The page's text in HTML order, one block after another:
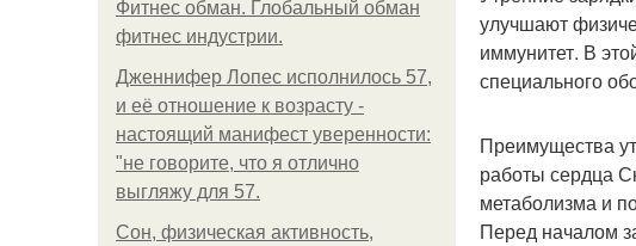
Фитнес обман. Глобальный обман
фитнес индустрии.
Дженнифер Лопес исполнилось 57,
и её отношение к возрасту -
настоящий манифест уверенности:
"не говорите, что я отлично
выгляжу для 57.
Сон, физическая активность,
улучшают
иммунитет. В
специального
Преимущества
работы сердца
метаболизма и
Перед началом